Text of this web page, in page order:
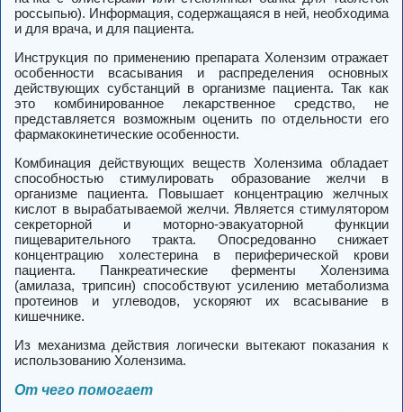
россыпью). Информация, содержащаяся в ней, необходима
и для врача, и для пациента.
Инструкция по применению препарата Холензим отражает
особенности всасывания и распределения основных
действующих субстанций в организме пациента. Так как
это комбинированное лекарственное средство, не
представляется возможным оценить по отдельности его
фармакокинетические особенности.
Комбинация действующих веществ Холензима обладает
способностью стимулировать образование желчи в
организме пациента. Повышает концентрацию желчных
кислот в вырабатываемой желчи. Является стимулятором
секреторной и моторно-эвакуаторной функции
пищеварительного тракта. Опосредованно снижает
концентрацию холестерина в периферической крови
пациента. Панкреатические ферменты Холензима
(амилаза, трипсин) способствуют усилению метаболизма
протеинов и углеводов, ускоряют их всасывание в
кишечнике.
Из механизма действия логически вытекают показания к
использованию Холензима.
От чего помогает